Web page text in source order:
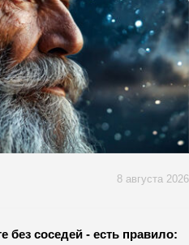
8 августа 2026
без соседей - есть правило: